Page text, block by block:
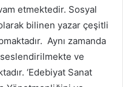
etmektedir. Sosyal
bilinen yazar çeşitli
Aynı zamanda
ve
‘Edebiyat Sanat